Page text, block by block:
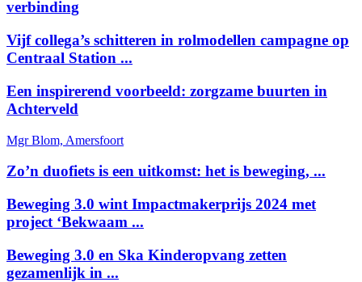
verbinding
Vijf collega’s schitteren in rolmodellen campagne op
Centraal Station ...
Een inspirerend voorbeeld: zorgzame buurten in
Achterveld
Mgr Blom, Amersfoort
Zo’n duofiets is een uitkomst: het is beweging, ...
Beweging 3.0 wint Impactmakerprijs 2024 met
project ‘Bekwaam ...
Beweging 3.0 en Ska Kinderopvang zetten
gezamenlijk in ...